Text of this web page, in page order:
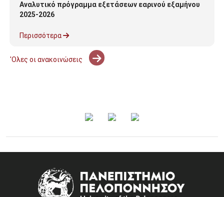
Αναλυτικό πρόγραμμα εξετάσεων εαρινού εξαμήνου
2025-2026
Περισσότερα
'Ολες οι ανακοινώσεις
03 Ιουνίου 2026
Εκπαιδευτική εκδρομή φοιτητών του Τμήματος στις
3/6/2026, στα πλαίσια του μαθήματος Οργάνωση και
Διοίκηση Βιομηχανικών και Τεχνικών Επιχειρήσεων